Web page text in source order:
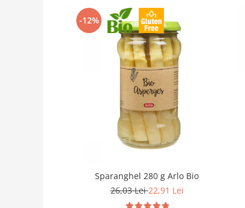
-12%
Sparanghel 280 g Arlo Bio
26,03 Lei22,91 Lei